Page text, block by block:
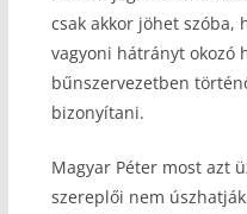
csak akkor jöhet szóba,
vagyoni hátrányt okozó
bűnszervezetben
bizonyítani.
Magyar Péter most azt
szereplői nem